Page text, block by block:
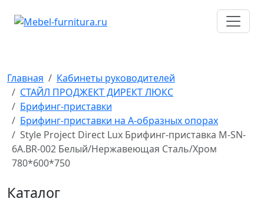
Главная
Кабинеты руководителей
СТАЙЛ ПРОДЖЕКТ ДИРЕКТ ЛЮКС
Брифинг-приставки
Брифинг-приставки на А-образных опорах
Style Project Direct Lux Брифинг-приставка M-SN-
6A.BR-002 Белый/Нержавеющая Сталь/Хром
780*600*750
Каталог